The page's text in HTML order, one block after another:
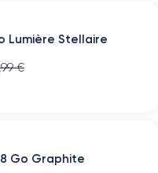
Lumière Stellaire
€
Go Graphite